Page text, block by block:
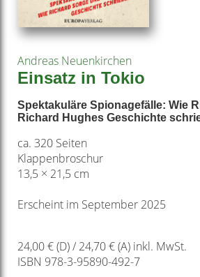
Andreas Neuenkirchen
Einsatz in Tokio
Spektakuläre Spionagefälle: Wie
Richard Hughes Geschichte
ca. 320 Seiten
Klappenbroschur
13,5 × 21,5 cm
Erscheint im September 2025
24,00 € (D) / 24,70 € (A) inkl. MwSt.
ISBN 978-3-95890-492-7